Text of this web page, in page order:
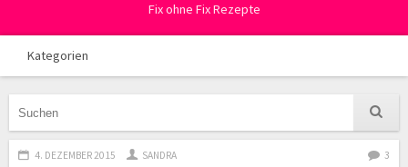
Fix ohne Fix Rezepte
Kategorien
4. DEZEMBER 2015 SANDRA 3